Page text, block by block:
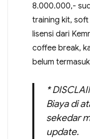
8.000.000,-
training kit,
lisensi dari
coffee break,
belum
*
Biaya di
sekedar
update.